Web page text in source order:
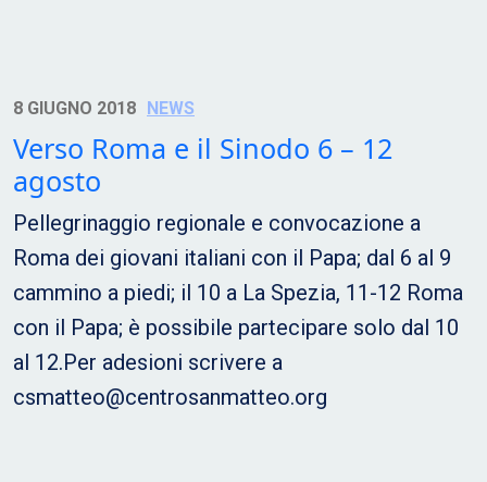
8 GIUGNO 2018 NEWS
Verso Roma e il Sinodo 6 – 12
agosto
Pellegrinaggio regionale e convocazione a
Roma dei giovani italiani con il Papa; dal 6 al 9
cammino a piedi; il 10 a La Spezia, 11-12 Roma
con il Papa; è possibile partecipare solo dal 10
al 12.Per adesioni scrivere a
csmatteo@centrosanmatteo.org